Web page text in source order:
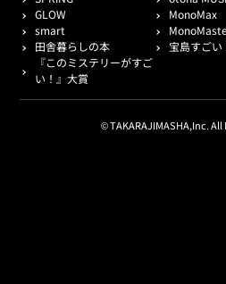
GLOW
MonoMax
smart
田舎暮らしの本
宝島すごい
『このミステリーがすご
い！』大賞
© TAKARAJIMASHA,Inc. All